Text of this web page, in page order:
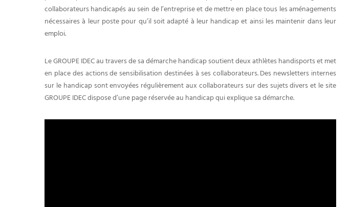
collaborateurs handicapés au sein de l’entreprise et de mettre en place tous les aménagements
nécessaires à leur poste pour qu’il soit adapté à leur handicap et ainsi les maintenir dans leur
emploi.
Le GROUPE IDEC au travers de sa démarche handicap soutient deux athlètes handisports et met
en place des actions de sensibilisation destinées à ses collaborateurs. Des newsletters internes
sur le handicap sont envoyées régulièrement aux collaborateurs sur des sujets divers et le site
GROUPE IDEC dispose d’une page réservée au handicap qui explique sa démarche.